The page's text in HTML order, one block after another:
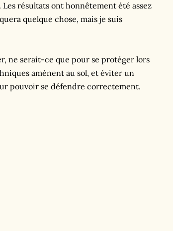
résultats ont honnêtement été assez
quelque chose, mais je suis
ne serait-ce que pour se protéger lors
amènent au sol, et éviter un
pouvoir se défendre correctement.